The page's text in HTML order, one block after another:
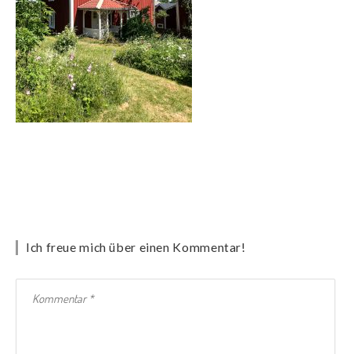
Ich freue mich über einen Kommentar!